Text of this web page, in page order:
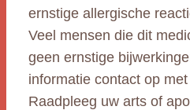
ernstige allergische
Veel mensen die dit
geen ernstige
informatie contact op
Raadpleeg uw arts of